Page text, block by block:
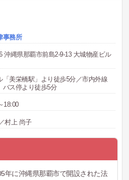
事務所
沖縄県那覇市前島2-9-13 大城物産ビル
「美栄橋駅」より徒歩5分／市内外線
バス停より徒歩5分
18:00
村上 尚子
年に沖縄県那覇市で開設された法